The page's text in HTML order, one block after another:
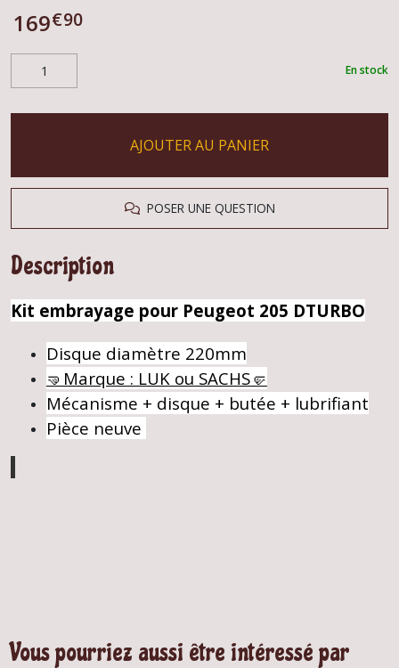
169€90
En stock
AJOUTER AU PANIER
POSER UNE QUESTION
Description
Kit embrayage pour Peugeot 205 DTURBO
Disque diamètre 220mm
🤜Marque : LUK ou SACHS🤛
Mécanisme + disque + butée + lubrifiant
Pièce neuve
Vous pourriez aussi être intéressé par